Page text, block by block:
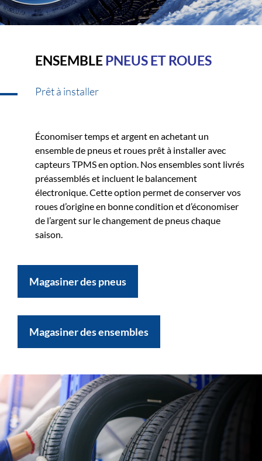
ENSEMBLEPNEUS ET ROUES
Prêt à installer
Économiser temps et argent en achetant un
ensemble de pneus et roues prêt à installer avec
capteurs TPMS en option. Nos ensembles sont livrés
préassemblés et incluent le balancement
électronique. Cette option permet de conserver vos
roues d’origine en bonne condition et d’économiser
de l’argent sur le changement de pneus chaque
saison.
Magasiner des pneus
Magasiner des ensembles